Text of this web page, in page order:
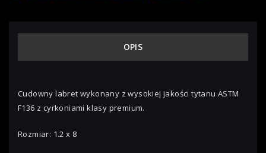
OPIS
Cudowny labret wykonany z wysokiej jakości tytanu ASTM
F136 z cyrkoniami klasy premium.
Rozmiar: 1.2 x 8